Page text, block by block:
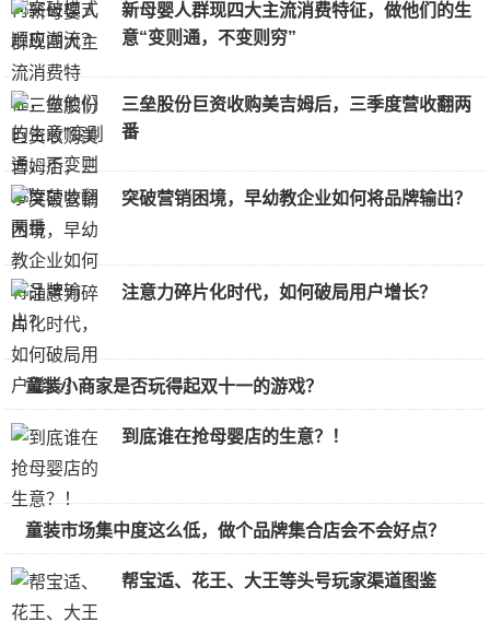
新母婴人群现四大主流消费特征，做他们的生
意“变则通，不变则穷”
三垒股份巨资收购美吉姆后，三季度营收翻两
番
突破营销困境，早幼教企业如何将品牌输出？
注意力碎片化时代，如何破局用户增长？
童装小商家是否玩得起双十一的游戏？
到底谁在抢母婴店的生意？！
童装市场集中度这么低，做个品牌集合店会不会好点？
帮宝适、花王、大王等头号玩家渠道图鉴